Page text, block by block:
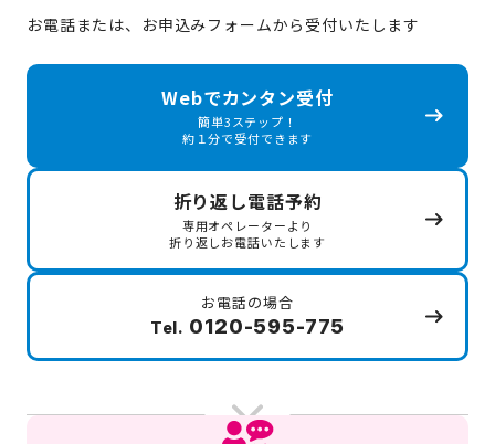
お電話または、お申込みフォームから受付いたします
Webでカンタン受付
簡単3ステップ！
約１分で受付できます
折り返し電話予約
専用オペレーターより
折り返しお電話いたします
お電話の場合
Tel. 0120-595-775